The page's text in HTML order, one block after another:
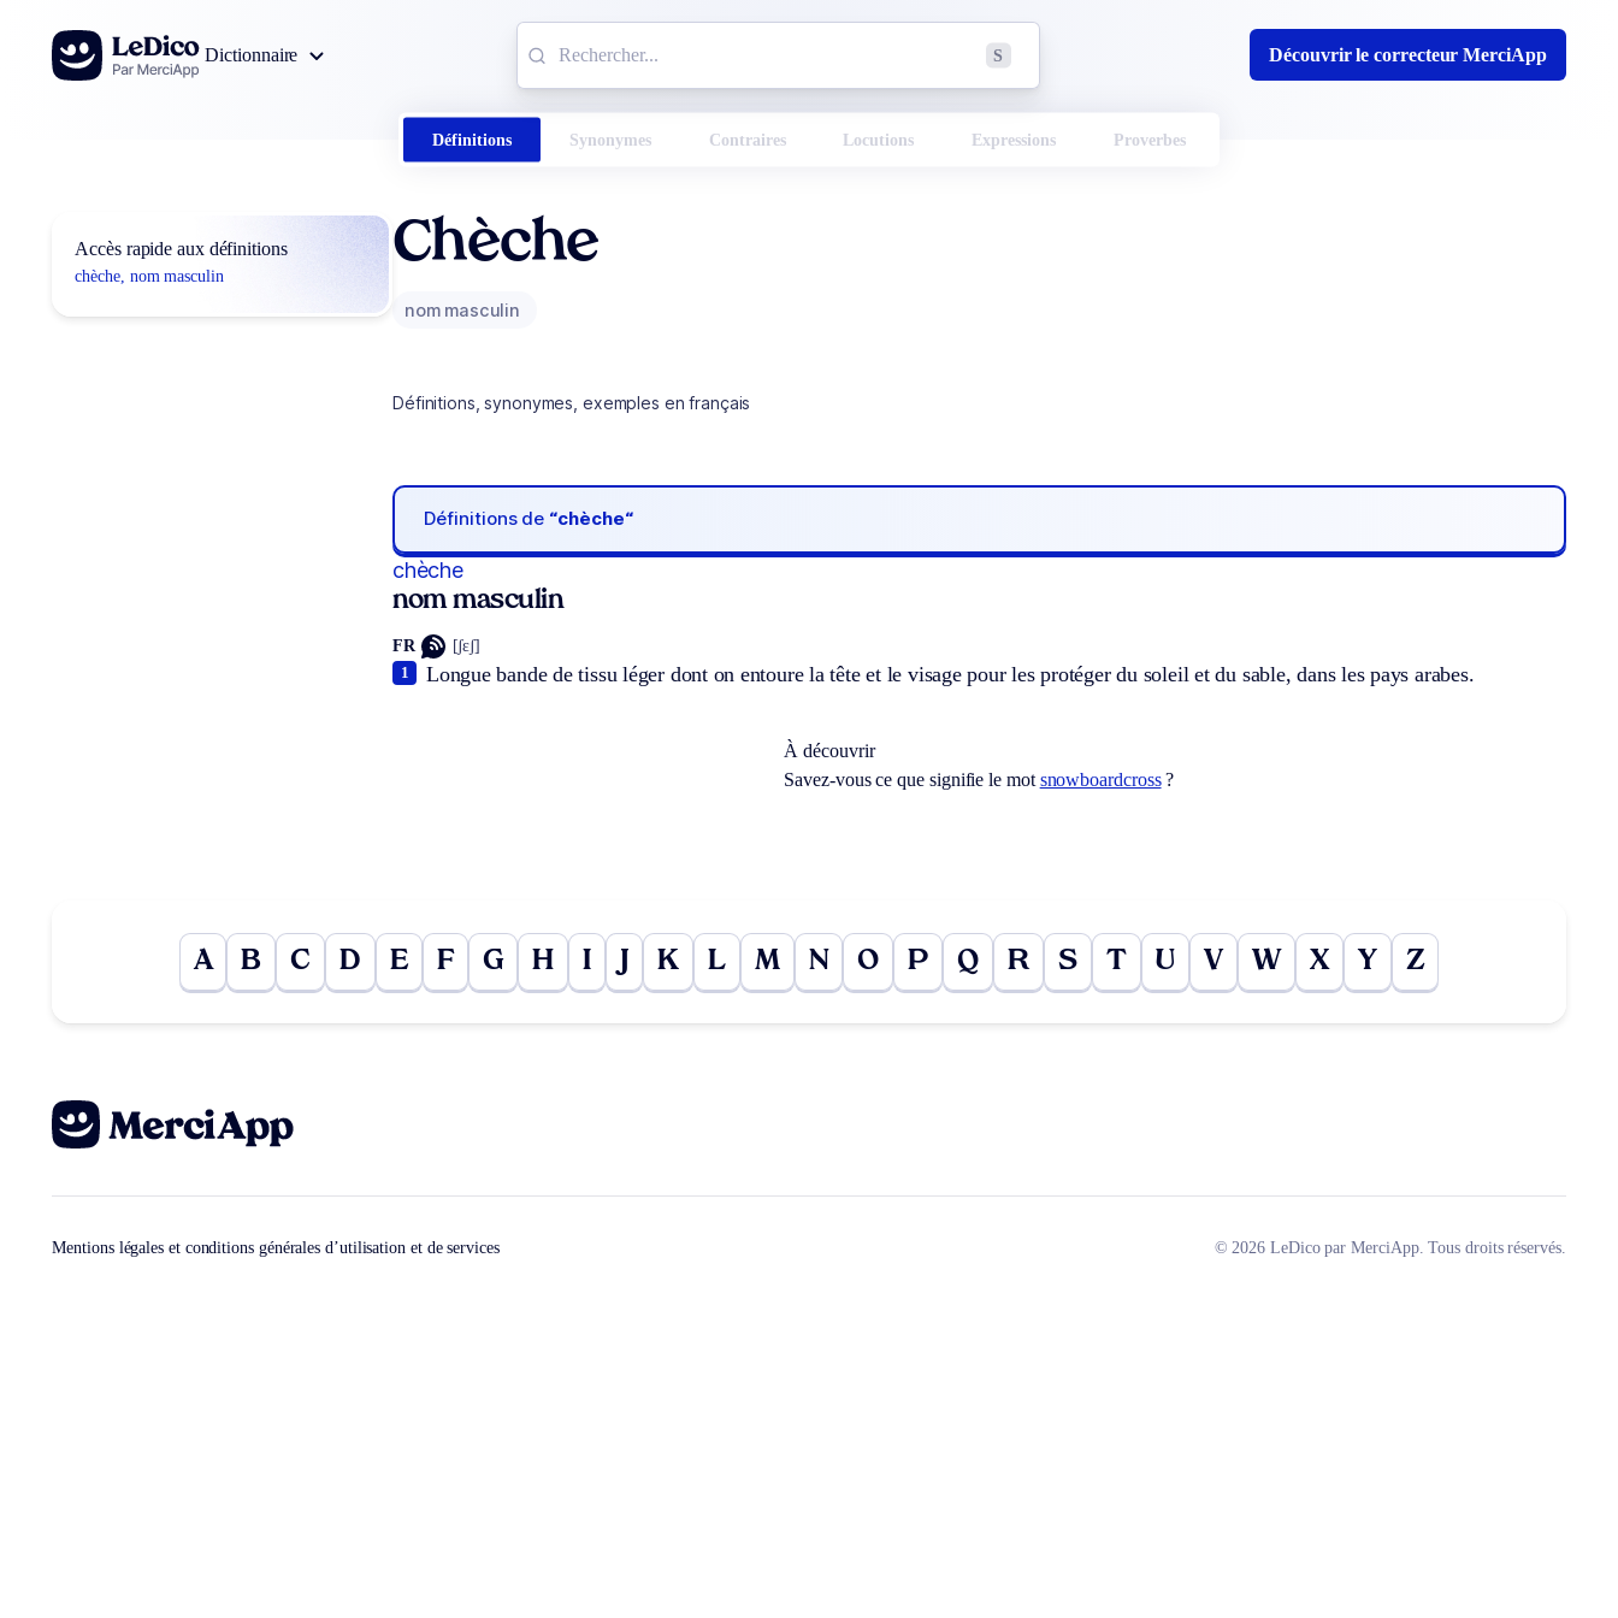
Aller au contenu
Dictionnaire
S Découvrir le correcteur MerciApp
Définitions Synonymes Contraires Locutions Expressions Proverbes
Accès rapide aux définitions
chèche, nom masculin
Chèche
nom masculin
Définitions, synonymes, exemples en français
Définitions de “chèche“
chèche
nom masculin
FR [ʃɛʃ]
Longue bande de tissu léger dont on entoure la tête et le visage pour les protéger du soleil et du sable, dans les pays arabes.
1
À découvrir
Savez-vous ce que signifie le mot snowboardcross?
A B C D E F G H I K L M N O P Q R S T U V W X Y Z
Mentions légales et conditions générales d’utilisation et de services © 2026 LeDico par MerciApp. Tous droits réservés.